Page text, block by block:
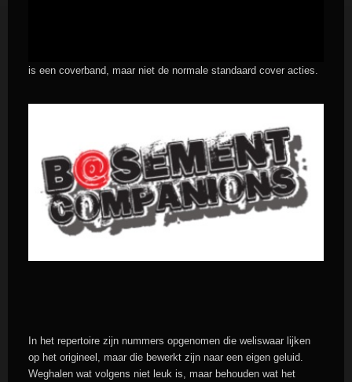
is een coverband, maar niet de normale standaard cover acties.
In het repertoire zijn nummers opgenomen die weliswaar lijken
op het origineel, maar die bewerkt zijn naar een eigen geluid.
Weghalen wat volgens niet leuk is, maar behouden wat het